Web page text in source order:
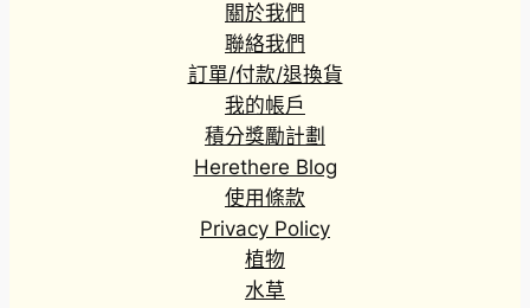
關於我們
聯絡我們
訂單/付款/退換貨
我的帳戶
積分獎勵計劃
Herethere Blog
使用條款
Privacy Policy
植物
水草